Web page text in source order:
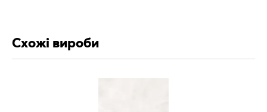
Схожі вироби